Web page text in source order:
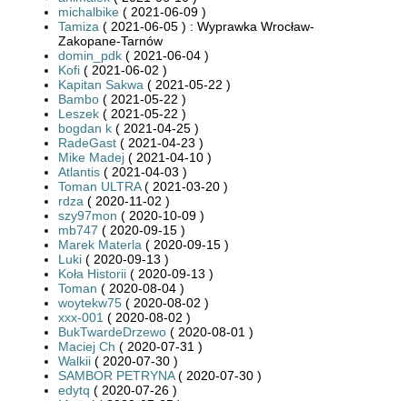
michalbike ( 2021-06-09 )
Tamiza ( 2021-06-05 ) : Wyprawka Wrocław-
Zakopane-Tarnów
domin_pdk ( 2021-06-04 )
Kofi ( 2021-06-02 )
Kapitan Sakwa ( 2021-05-22 )
Bambo ( 2021-05-22 )
Leszek ( 2021-05-22 )
bogdan k ( 2021-04-25 )
RadeGast ( 2021-04-23 )
Mike Madej ( 2021-04-10 )
Atlantis ( 2021-04-03 )
Toman ULTRA( 2021-03-20 )
rdza ( 2020-11-02 )
szy97mon ( 2020-10-09 )
mb747 ( 2020-09-15 )
Marek Materla ( 2020-09-15 )
Luki ( 2020-09-13 )
Koła Historii ( 2020-09-13 )
Toman ( 2020-08-04 )
woytekw75 ( 2020-08-02 )
xxx-001 ( 2020-08-02 )
BukTwardeDrzewo ( 2020-08-01 )
Maciej Ch ( 2020-07-31 )
Walkii ( 2020-07-30 )
SAMBOR PETRYNA( 2020-07-30 )
edytq ( 2020-07-26 )